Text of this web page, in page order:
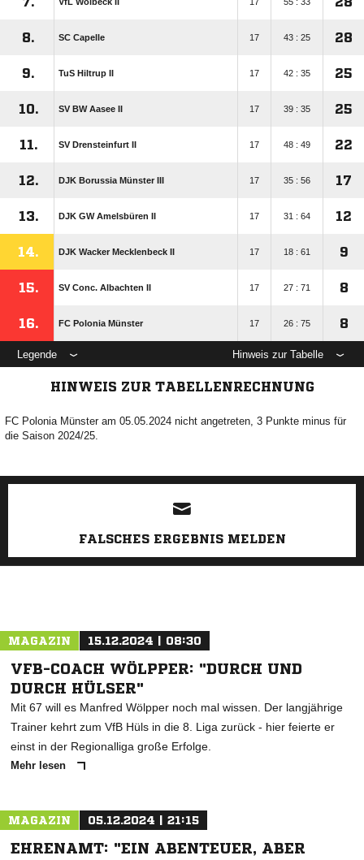
8. SC Capelle 17 43 : 25 28
9. TuS Hiltrup II 17 42 : 35 25
10. SV BW Aasee II 17 39 : 35 25
11. SV Drensteinfurt II 17 48 : 49 22
12. DJK Borussia Münster III 17 35 : 56 17
13. DJK GW Amelsbüren II 17 31 : 64 12
14. DJK Wacker Mecklenbeck II 17 18 : 61 9
15. SV Conc. Albachten II 17 27 : 71 8
16. FC Polonia Münster 17 26 : 75 8
Legende Hinweis zur Tabelle
HINWEIS ZUR TABELLENRECHNUNG
FC Polonia Münster am 05.05.2024 nicht angetreten, 3 Punkte minus für
die Saison 2024/25.
ANZEIGE
FALSCHES ERGEBNIS MELDEN
MAGAZIN 15.12.2024 | 08:30
VFB-COACH WÖLPPER: "DURCH UND
DURCH HÜLSER"
Mit 67 will es Manfred Wölpper noch mal wissen. Der langjährige
Trainer kehrt zum VfB Hüls in die 8. Liga zurück - hier feierte er
einst in der Regionalliga große Erfolge.
Mehr lesen
MAGAZIN 05.12.2024 | 21:15
EHRENAMT: "EIN ABENTEUER, ABER